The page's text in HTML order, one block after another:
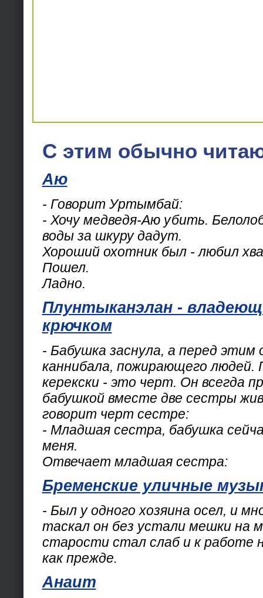
С этим обычно
Аю
- Говорит Уртымбай:
- Хочу медведя-Аю убить.
воды за шкуру дадут.
Хороший охотник был - любил
Пошел.
Ладно.
Плунтыканэлан -
крючком
- Бабушка заснула, а перед этим
каннибала, пожирающего людей.
керекски - это черт. Он всегда
бабушкой вместе две сестры
говорит черт сестре:
- Младшая сестра, бабушка
меня.
Отвечает младшая сестра:
Бременские уличные
- Был у одного хозяина осел, и
таскал он без устали мешки на
старости стал слаб и к работе
как прежде.
Анаит